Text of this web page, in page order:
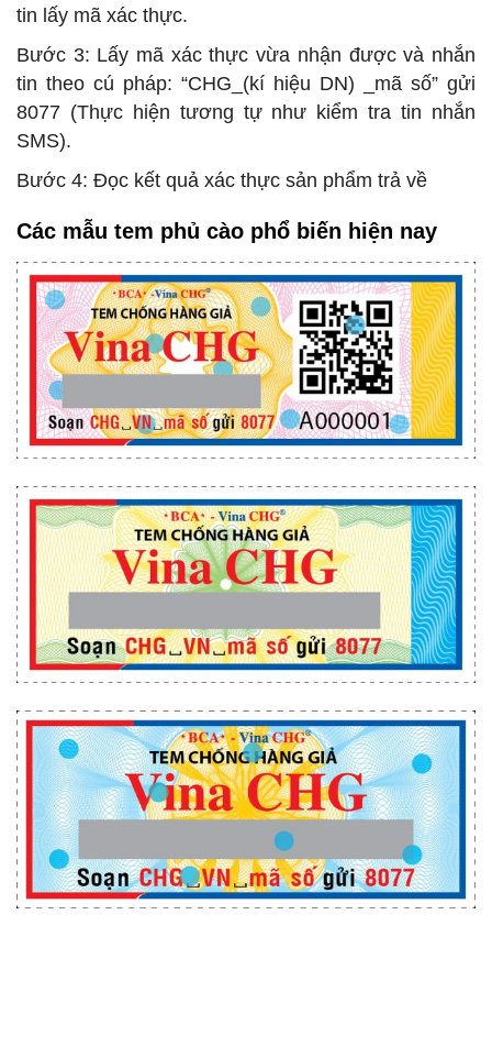
tin lấy mã xác thực.
Bước 3: Lấy mã xác thực vừa nhận được và nhắn
tin theo cú pháp: “CHG_(kí hiệu DN) _mã số” gửi
8077 (Thực hiện tương tự như kiểm tra tin nhắn
SMS).
Bước 4: Đọc kết quả xác thực sản phẩm trả về
Các mẫu tem phủ cào phổ biến hiện nay